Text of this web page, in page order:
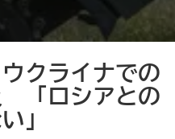
クライナでの
「ロシアとの
」